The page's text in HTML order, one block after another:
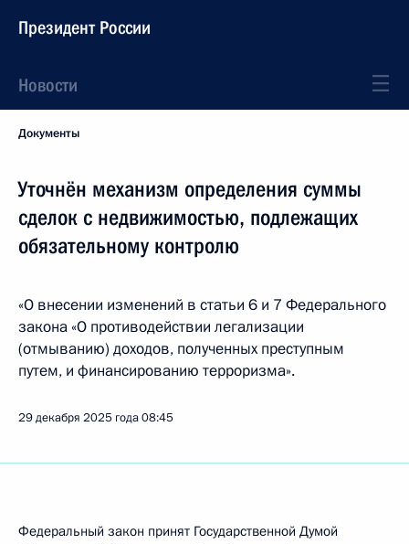
Президент России
Новости
Документы
Уточнён механизм определения суммы
сделок с недвижимостью, подлежащих
обязательному контролю
«О внесении изменений в статьи 6 и 7 Федерального
закона «О противодействии легализации
(отмыванию) доходов, полученных преступным
путем, и финансированию терроризма».
29 декабря 2025 года08:45
Федеральный закон принят Государственной Думой